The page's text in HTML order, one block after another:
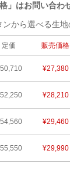
」はお問い合わ
から選べる生地
定価 販売価格
¥27,380
¥28,210
¥29,460
¥29,990